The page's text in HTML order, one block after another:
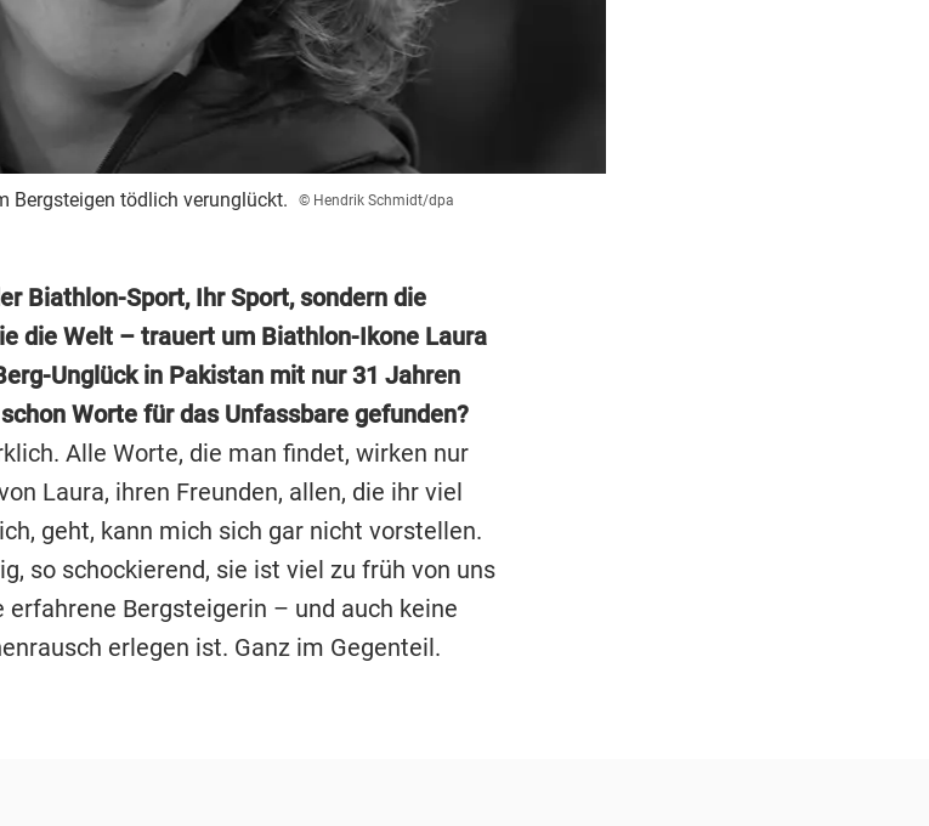
Bergsteigen tödlich verunglückt. © Hendrik Schmidt/dpa
Biathlon-Sport, Ihr Sport, sondern die
die Welt – trauert um Biathlon-Ikone Laura
Unglück in Pakistan mit nur 31 Jahren
Worte für das Unfassbare gefunden?
Alle Worte, die man findet, wirken nur
Laura, ihren Freunden, allen, die ihr viel
geht, kann mich sich gar nicht vorstellen.
so schockierend, sie ist viel zu früh von uns
erfahrene Bergsteigerin – und auch keine
erlegen ist. Ganz im Gegenteil.